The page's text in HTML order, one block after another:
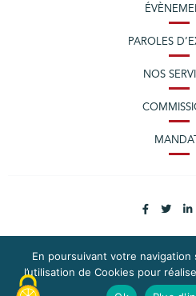
PAROLES
NOS
PLAN DU SITE
En poursuivant votre
l’utilisation de Cookies pour